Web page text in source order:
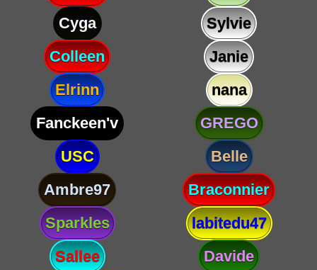
Cyga
Sylvie
Colleen
Janie
Elrinn
nana
Fanckeen'v
GREGO
USC
Belle
Ambre97
Braconnier
Sparkles
labitedu47
Sallee
Davide